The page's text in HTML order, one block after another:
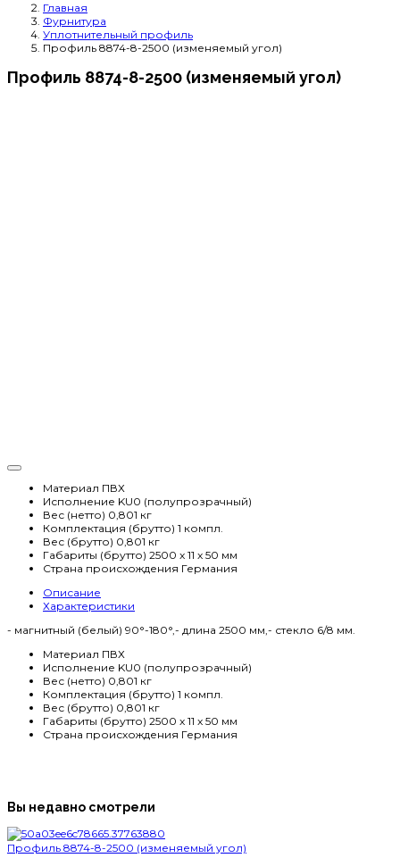
Главная
Фурнитура
Уплотнительный профиль
Профиль 8874-8-2500 (изменяемый угол)
Профиль 8874-8-2500 (изменяемый угол)
Материал ПВХ
Исполнение KU0 (полупрозрачный)
Вес (нетто) 0,801 кг
Комплектация (брутто) 1 компл.
Вес (брутто) 0,801 кг
Габариты (брутто) 2500 x 11 x 50 мм
Страна происхождения Германия
Описание
Характеристики
- магнитный (белый) 90°-180°,- длина 2500 мм,- стекло 6/8 мм.
Материал ПВХ
Исполнение KU0 (полупрозрачный)
Вес (нетто) 0,801 кг
Комплектация (брутто) 1 компл.
Вес (брутто) 0,801 кг
Габариты (брутто) 2500 x 11 x 50 мм
Страна происхождения Германия
Вы недавно смотрели
Профиль 8874-8-2500 (изменяемый угол)